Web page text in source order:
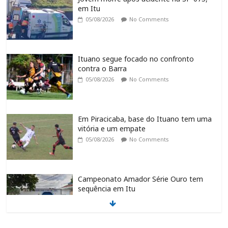
em Itu
05/08/2026 No Comments
Ituano segue focado no confronto
contra o Barra
05/08/2026 No Comments
Em Piracicaba, base do Ituano tem uma
vitória e um empate
05/08/2026 No Comments
Campeonato Amador Série Ouro tem
sequência em Itu
05/08/2026